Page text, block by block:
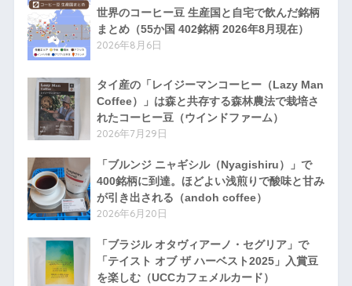
世界のコーヒー豆 生産国と自宅で飲んだ銘柄
まとめ（55か国 402銘柄 2026年8月現在）
2026年8月6日
タイ産の「レイジーマンコーヒー（Lazy Man
Coffee）」は森と共存する森林農法で栽培さ
れたコーヒー豆（ウインドファーム）
2026年7月29日
「ブルンジ ニャギシル（Nyagishiru）」で
400銘柄に到達。ほどよい浅煎りで酸味と甘み
が引き出される（andoh coffee）
2026年6月20日
「ブラジル オタヴィアーノ・セグリア」で
「テイスト オブ ザ ハーベスト2025」入賞豆
を楽しむ（UCCカフェメルカード）